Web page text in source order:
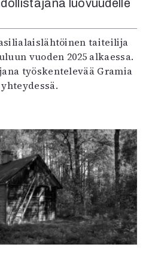
luovuudelle
taiteilija
vuoden 2025 alkaessa.
työskentelevää Gramia